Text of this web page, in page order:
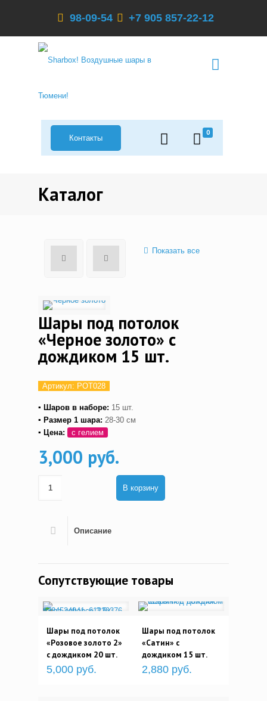
98-09-54 +7 905 857-22-12
0
Контакты
Каталог
Показать все
Шары под потолок
«Черное золото» с
дождиком 15 шт.
Артикул: POT028
▪ Шаров в наборе: 15 шт.
▪ Размер 1 шара: 28-30 см
▪ Цена:
с гелием
3,000 руб.
В корзину
Описание
Сопутствующие товары
Шары под потолок
«Розовое золото 2»
с дождиком 20 шт.
5,000 руб.
Шары под потолок
«Сатин» с
дождиком 15 шт.
2,880 руб.